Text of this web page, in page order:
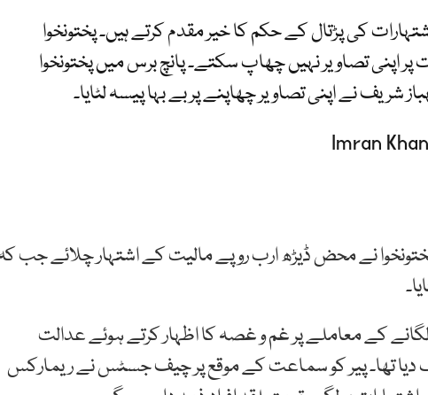
کی پڑتال کے حکم کا خیر مقدم کرتے ہیں۔ پختونخوا
پر اپنی تصاویر نہیں چھاپ سکتے۔ پانچ برس میں پختونخوا
نے اپنی تصاویر چھاپنے پر بے بہا پیسہ لٹایا۔
نے محض ڈیڑھ ارب روپے مالیت کے اشتہار چلائے جب
کے معاملے پر غم و غصہ کا اظہار کرتے ہوئے عدالت
دیا تھا۔ پیر کو سماعت کے موقع پر چیف جسٹس نے ریمارکس